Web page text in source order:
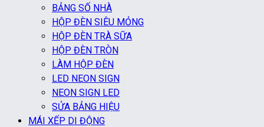
BẢNG SỐ NHÀ
HỘP ĐÈN SIÊU MỎNG
HỘP ĐÈN TRÀ SỮA
HỘP ĐÈN TRÒN
LÀM HỘP ĐÈN
LED NEON SIGN
NEON SIGN LED
SỬA BẢNG HIỆU
MÁI XẾP DI ĐỘNG